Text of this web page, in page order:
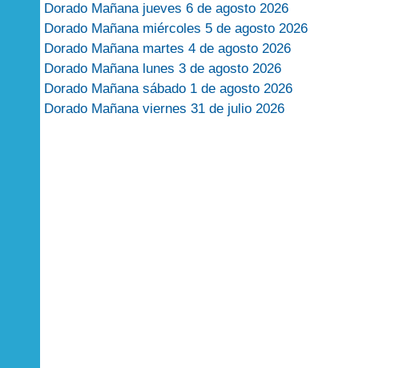
Dorado Mañana jueves 6 de agosto 2026
Dorado Mañana miércoles 5 de agosto 2026
Dorado Mañana martes 4 de agosto 2026
Dorado Mañana lunes 3 de agosto 2026
Dorado Mañana sábado 1 de agosto 2026
Dorado Mañana viernes 31 de julio 2026